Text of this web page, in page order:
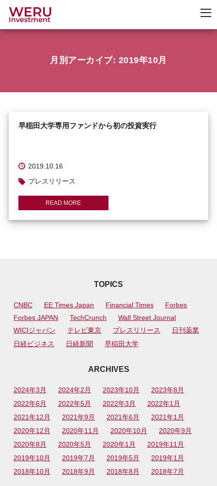
月別アーカイブ: 2019年10月
早稲田大学専用ファンドから初の投資実行
2019.10.16
プレスリリース
READ MORE
TOPICS
CNBC EE Times Japan Financial Times
Forbes
Forbes JAPAN
TechCrunch
Wall Street Journal
WICIジャパン
テレビ東京 プレスリリース
日刊薬業
日経ビジネス
日経新聞 早稲田大学
ARCHIVES
2024年3月 2024年2月 2023年10月
2023年8月
2022年6月
2022年5月 2022年3月
2022年1月
2021年12月
2021年9月 2021年6月
2021年1月
2020年12月
2020年11月 2020年10月
2020年9月
2020年8月
2020年5月 2020年1月
2019年11月
2019年10月
2019年7月 2019年5月
2019年1月
2018年10月
2018年9月 2018年8月 2018年7月